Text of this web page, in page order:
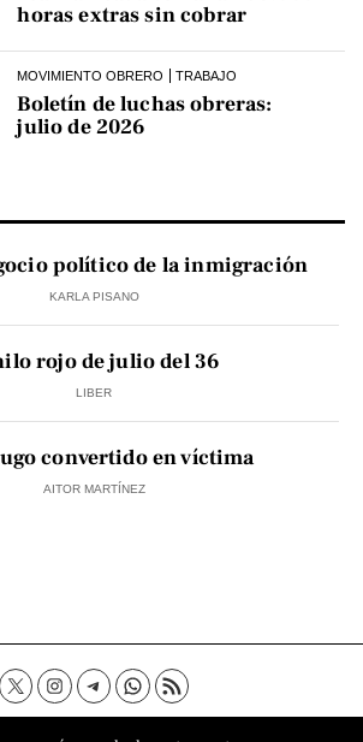
horas extras sin cobrar
MOVIMIENTO OBRERO TRABAJO
Boletín de luchas obreras:
julio de 2026
político de la inmigración
KARLA PISANO
rojo de julio del 36
LIBER
convertido en víctima
AITOR MARTÍNEZ
Aviso Legal Política de privacidad